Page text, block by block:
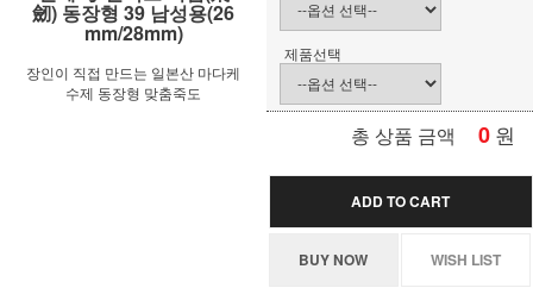
劒) 동장형 39 남성용(26
mm/28mm)
장인이 직접 만드는 일본산 마다케
수제 동장형 맞춤죽도
제품선택
총 상품 금액 0 원
ADD TO CART
BUY NOW WISH LIST